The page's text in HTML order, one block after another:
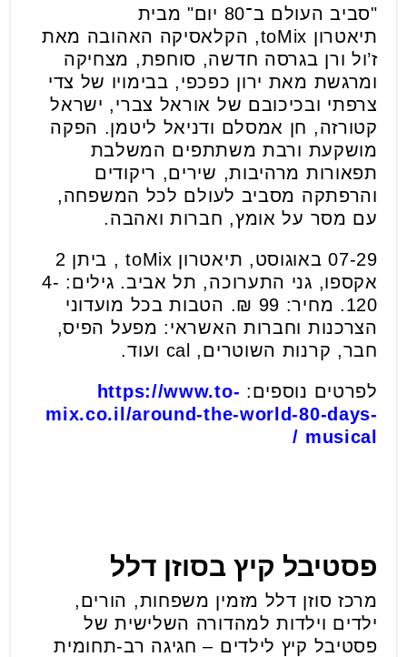
"סביב העולם ב־80 יום" מבית
תיאטרון toMix, הקלאסיקה האהובה מאת
ז’ול ורן בגרסה חדשה, סוחפת, מצחיקה
ומרגשת מאת ירון כפכפי, בבימויו של צדי
צרפתי ובכיכובם של אוראל צברי, ישראל
קטורזה, חן אמסלם ודניאל ליטמן. הפקה
מושקעת ורבת משתתפים המשלבת
תפאורות מרהיבות, שירים, ריקודים
והרפתקה מסביב לעולם לכל המשפחה,
עם מסר על אומץ, חברות ואהבה.
07-29 באוגוסט, תיאטרון toMix , ביתן 2
אקספו, גני התערוכה, תל אביב. גילים: 4-
120. מחיר: 99 ₪. הטבות בכל מועדוני
הצרכנות וחברות האשראי: מפעל הפיס,
חבר, קרנות השוטרים, cal ועוד.
לפרטים נוספים: https://www.to-
mix.co.il/around-the-world-80-days-
musical /
פסטיבל קיץ בסוזן דלל
מרכז סוזן דלל מזמין משפחות, הורים,
ילדים וילדות למהדורה השלישית של
פסטיבל קיץ לילדים – חגיגה רב-תחומית